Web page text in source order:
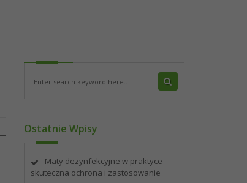
Ostatnie Wpisy
Maty dezynfekcyjne w praktyce –
skuteczna ochrona i zastosowanie